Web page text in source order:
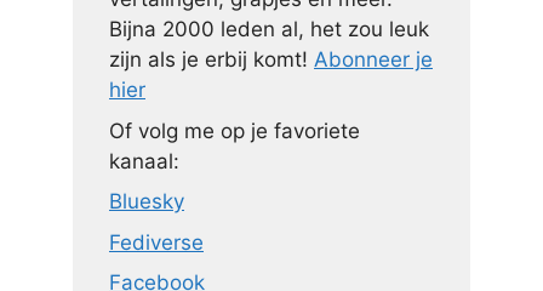
Bijna 2000 leden al, het zou leuk
zijn als je erbij komt! Abonneer je
hier
Of volg me op je favoriete
kanaal:
Bluesky
Fediverse
Facebook